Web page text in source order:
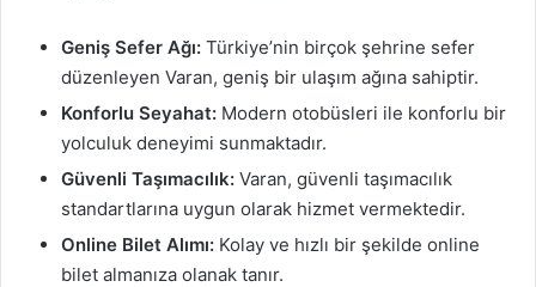
Geniş Sefer Ağı: Türkiye’nin birçok şehrine sefer
düzenleyen Varan, geniş bir ulaşım ağına sahiptir.
Konforlu Seyahat: Modern otobüsleri ile konforlu bir
yolculuk deneyimi sunmaktadır.
Güvenli Taşımacılık: Varan, güvenli taşımacılık
standartlarına uygun olarak hizmet vermektedir.
Online Bilet Alımı: Kolay ve hızlı bir şekilde online
bilet almanıza olanak tanır.